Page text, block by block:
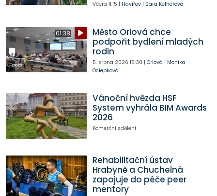
Včera 11:15 | Havířov| Bára Kelnerová
01:38
Město Orlová chce
podpořit bydlení mladých
rodin
5. srpna 2026 15:30 | Orlová | Monika
Ociepková
Vánoční hvězda HSF
System vyhrála BIM Awards
2026
Komerční sdělení
Rehabilitační ústav
Hrabyně a Chuchelná
zapojuje do péče peer
mentory